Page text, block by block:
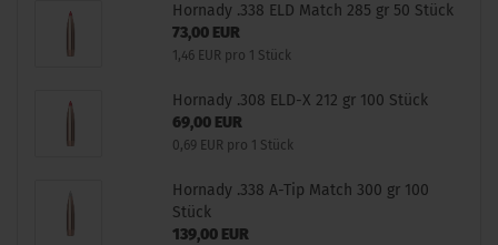
Hornady .338 ELD Match 285 gr 50 Stück
73,00 EUR
1,46 EUR pro 1 Stück
Hornady .308 ELD-X 212 gr 100 Stück
69,00 EUR
0,69 EUR pro 1 Stück
Hornady .338 A-Tip Match 300 gr 100
Stück
139,00 EUR